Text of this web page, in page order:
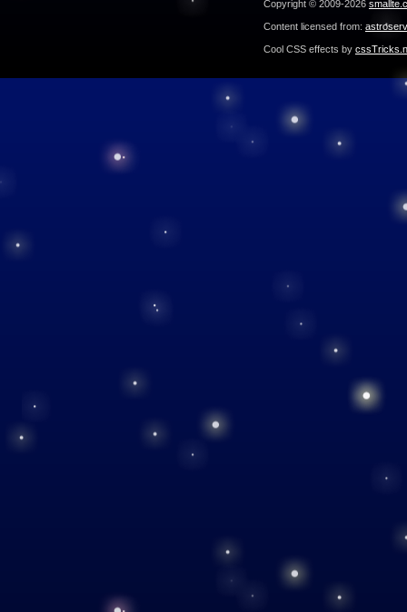
Copyright © 2009-2026
Content licensed from:
Cool CSS effects by